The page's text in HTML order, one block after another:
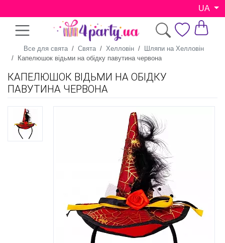
UA
Все для свята Свята Хелловін
Шляпи на Хелловін
Капелюшок відьми на обідку павутина червона
КАПЕЛЮШОК ВІДЬМИ НА ОБІДКУ
ПАВУТИНА ЧЕРВОНА